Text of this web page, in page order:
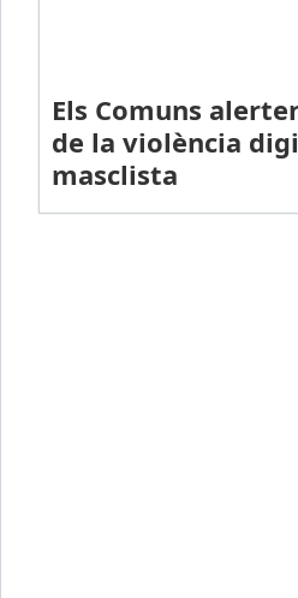
Els Comuns
de la violència
masclista